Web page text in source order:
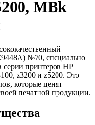
MBk
№70, специально
серии принтеров HP
z3200 и z5200. Это
которые ценят
печатной продукции.